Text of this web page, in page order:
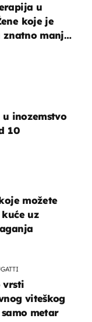
u
koje je
manji
inozemstvo
10
možete
uz
vrsti
viteškog
metar